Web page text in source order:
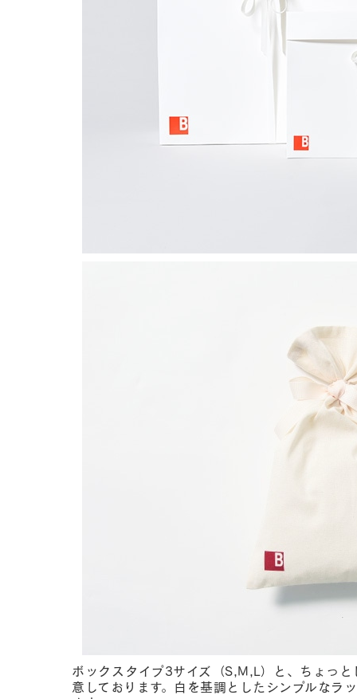
ボックスタイプ3サイズ（S,M,L）と、ちょっ
意しております。白を基調としたシンプルなラ